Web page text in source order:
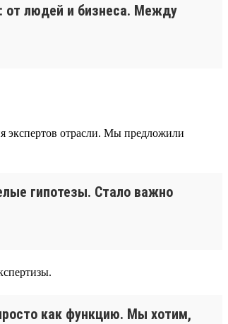
от людей и бизнеса. Между
экспертов отрасли. Мы предложили
гипотезы. Стало важно
как функцию. Мы хотим,